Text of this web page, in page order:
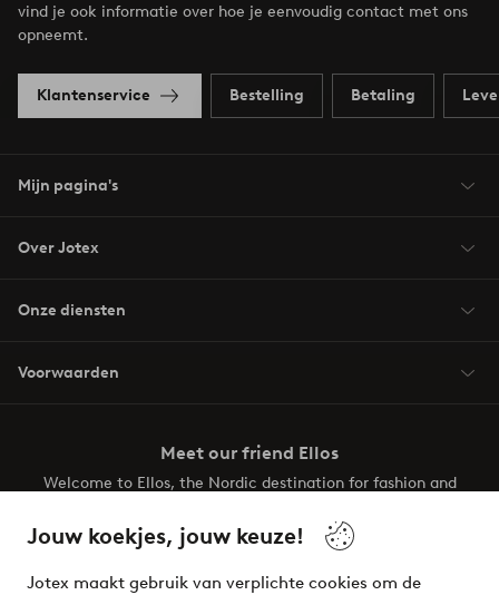
Jouw koekjes, jouw keuze!
Jotex maakt gebruik van verplichte cookies om de
vind je ook informatie over hoe je eenvoudig contact met ons
opneemt.
Klantenservice Bestelling Betaling
Mijn pagina's
Over Jotex
Onze diensten
Voorwaarden
Meet our friend Ellos
Welcome to Ellos, the Nordic destination for fashion and
your wardrobe. Your next inspiring look is here!